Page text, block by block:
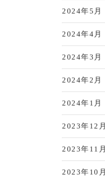
2024年5月
2024年4月
2024年3月
2024年2月
2024年1月
2023年12月
2023年11月
2023年10月